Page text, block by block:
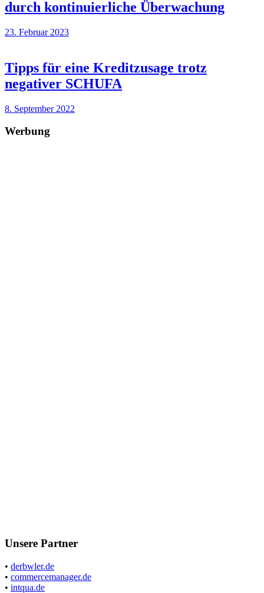
durch kontinuierliche Überwachung
23. Februar 2023
Tipps für eine Kreditzusage trotz
negativer SCHUFA
8. September 2022
Werbung
Unsere Partner
• derbwler.de
• commercemanager.de
• intqua.de